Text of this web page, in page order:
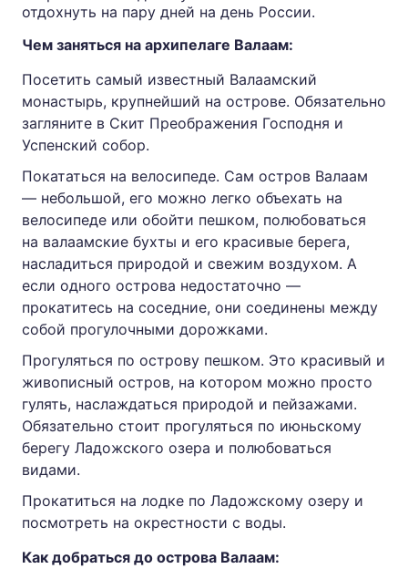
отдохнуть на пару дней на день России.
Чем заняться на архипелаге Валаам:
Посетить самый известный Валаамский
монастырь, крупнейший на острове. Обязательно
загляните в Скит Преображения Господня и
Успенский собор.
Покататься на велосипеде. Сам остров Валаам
— небольшой, его можно легко объехать на
велосипеде или обойти пешком, полюбоваться
на валаамские бухты и его красивые берега,
насладиться природой и свежим воздухом. А
если одного острова недостаточно —
прокатитесь на соседние, они соединены между
собой прогулочными дорожками.
Прогуляться по острову пешком. Это красивый и
живописный остров, на котором можно просто
гулять, наслаждаться природой и пейзажами.
Обязательно стоит прогуляться по июньскому
берегу Ладожского озера и полюбоваться
видами.
Прокатиться на лодке по Ладожскому озеру и
посмотреть на окрестности с воды.
Как добраться до острова Валаам: